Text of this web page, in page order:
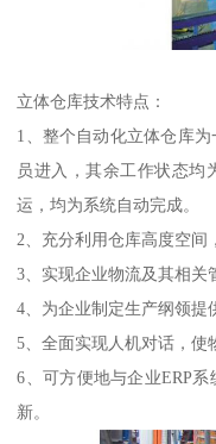
立体仓库技术特点：
1、整个自动化立体仓库
员进入，其余工作状态均
运，均为系统自动完成。
2、充分利用仓库高度空间
3、实现企业物流及其相关
4、为企业制定生产纲领提
5、全面实现人机对话，使
6、可方便地与企业ERP
新。